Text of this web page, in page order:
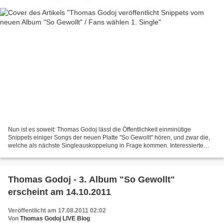
Nun ist es soweit: Thomas Godoj lässt die Öffentlichkeit einminütige
Snippets einiger Songs der neuen Platte "So Gewollt" hören, und zwar die,
welche als nächste Singleauskoppelung in Frage kommen. Interessierte
Thomas Godoj - 3. Album "So Gewollt"
erscheint am 14.10.2011
Veröffentlicht am 17.08.2011 02:02
Von Thomas Godoj LIVE Blog